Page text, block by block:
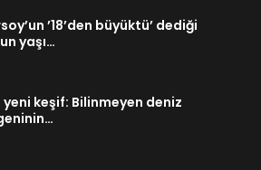
’18’den büyüktü’ dediği
yaşı…
yeni keşif: Bilinmeyen deniz